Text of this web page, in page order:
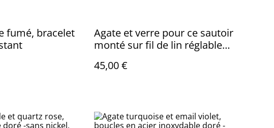
fumé, bracelet
Agate et verre pour ce sautoir
monté sur fil de lin réglable
45,00 €